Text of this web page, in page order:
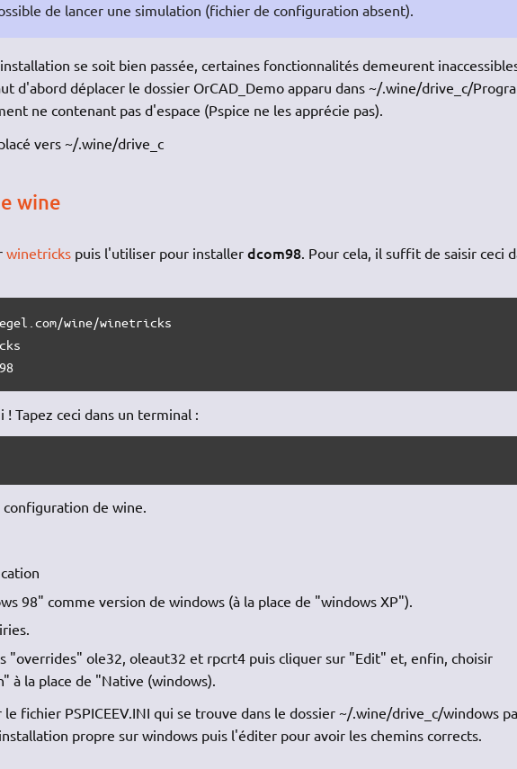
de lancer une simulation (fichier de configuration absent).
se soit bien passée, certaines fonctionnalités demeurent
d'abord déplacer le dossier OrCAD_Demo apparu dans ~/.wine/drive_c/
ne contenant pas d'espace (Pspice ne les apprécie pas).
vers ~/.wine/drive_c
wine
winetrickspuis l'utiliser pour installer dcom98. Pour cela, il suffit de saisir ceci
wine/winetricks
! Tapez ceci dans un terminal :
de wine.
98" comme version de windows (à la place de "windows XP").
"overrides" ole32, oleaut32 et rpcrt4 puis cliquer sur "Edit" et, enfin, choisir
à la place de "Native (windows).
fichier PSPICEEV.INI qui se trouve dans le dossier ~/.wine/drive_c/windows
propre sur windows puis l'éditer pour avoir les chemins corrects.